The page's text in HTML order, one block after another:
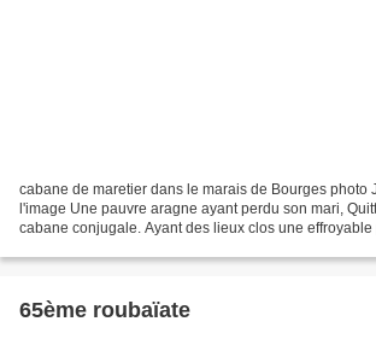
cabane de maretier dans le marais de Bourges photo
l'image Une pauvre aragne ayant perdu son mari,
cabane conjugale. Ayant des lieux clos une
65ème roubaïate